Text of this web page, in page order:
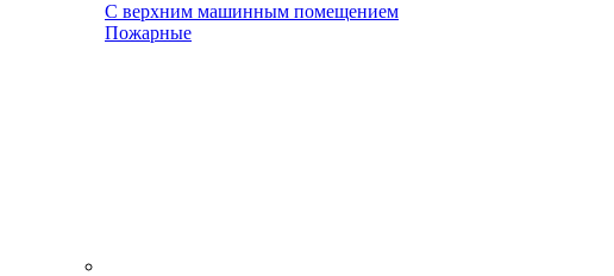
С верхним машинным помещением
Пожарные